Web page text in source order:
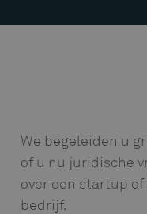
We begeleiden u
of u nu juridische
over een startup
bedrijf.